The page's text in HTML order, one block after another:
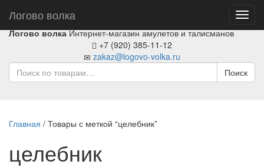
Логово волка
Логово волка Интернет-магазин амулетов и талисманов
+7 (920) 385-11-12
zakaz@logovo-volka.ru
Поиск
Главная / Товары с меткой “целебник”
целебник